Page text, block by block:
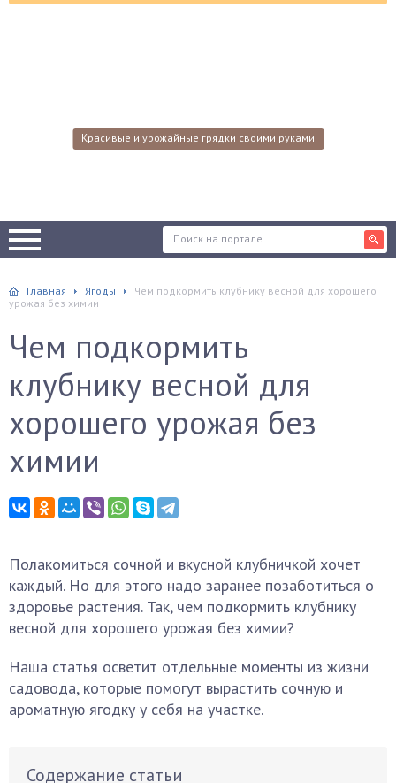
Красивые и урожайные грядки своими руками
Главная Ягоды
Чем подкормить клубнику весной для хорошего
урожая без химии
Чем подкормить
клубнику весной для
хорошего урожая без
химии
Полакомиться сочной и вкусной клубничкой хочет
каждый. Но для этого надо заранее позаботиться о
здоровье растения. Так, чем подкормить клубнику
весной для хорошего урожая без химии?
Наша статья осветит отдельные моменты из жизни
садовода, которые помогут вырастить сочную и
ароматную ягодку у себя на участке.
Содержание статьи